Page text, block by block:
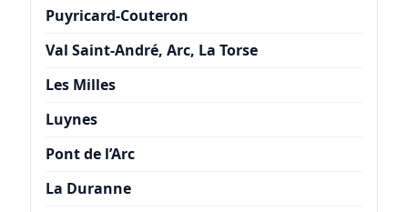
Puyricard-Couteron
Val Saint-André, Arc, La Torse
Les Milles
Luynes
Pont de l’Arc
La Duranne